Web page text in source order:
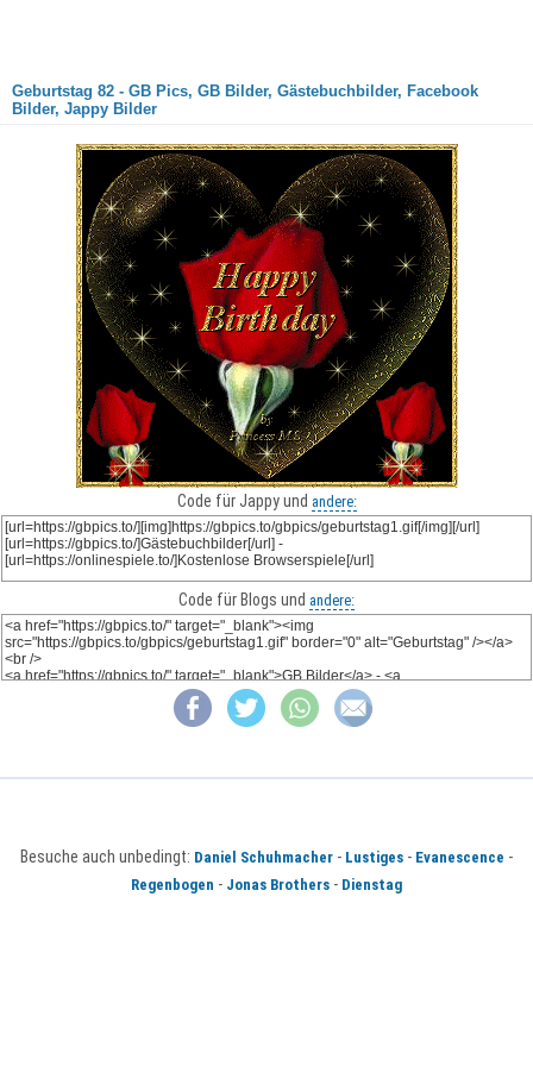
Geburtstag 82 - GB Pics, GB Bilder, Gästebuchbilder, Facebook
Bilder, Jappy Bilder
Code für Jappy und andere:
Code für Blogs und andere:
Besuche auch unbedingt: Daniel Schuhmacher - Lustiges - Evanescence -
Regenbogen - Jonas Brothers - Dienstag